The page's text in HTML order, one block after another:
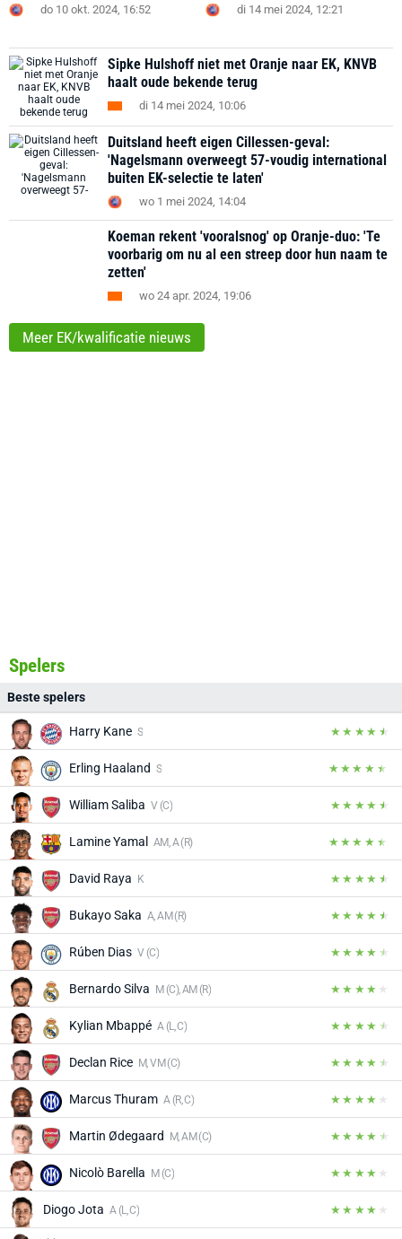
do 10 okt. 2024, 16:52 di 14 mei 2024, 12:21
Sipke Hulshoff niet met Oranje naar EK, KNVB
haalt oude bekende terug
di 14 mei 2024, 10:06
Duitsland heeft eigen Cillessen-geval:
'Nagelsmann overweegt 57-voudig international
buiten EK-selectie te laten'
wo 1 mei 2024, 14:04
Koeman rekent 'vooralsnog' op Oranje-duo: 'Te
voorbarig om nu al een streep door hun naam te
zetten'
wo 24 apr. 2024, 19:06
Meer EK/kwalificatie nieuws
Spelers
Beste spelers
Harry Kane S
Erling Haaland S
William Saliba V (C)
Lamine Yamal AM, A (R)
David Raya K
Bukayo Saka A, AM (R)
Rúben Dias V (C)
Bernardo Silva M (C), AM (R)
Kylian Mbappé A (L, C)
Declan Rice M, VM (C)
Marcus Thuram A (R, C)
Martin Ødegaard M, AM (C)
Nicolò Barella M (C)
Diogo Jota A (L, C)